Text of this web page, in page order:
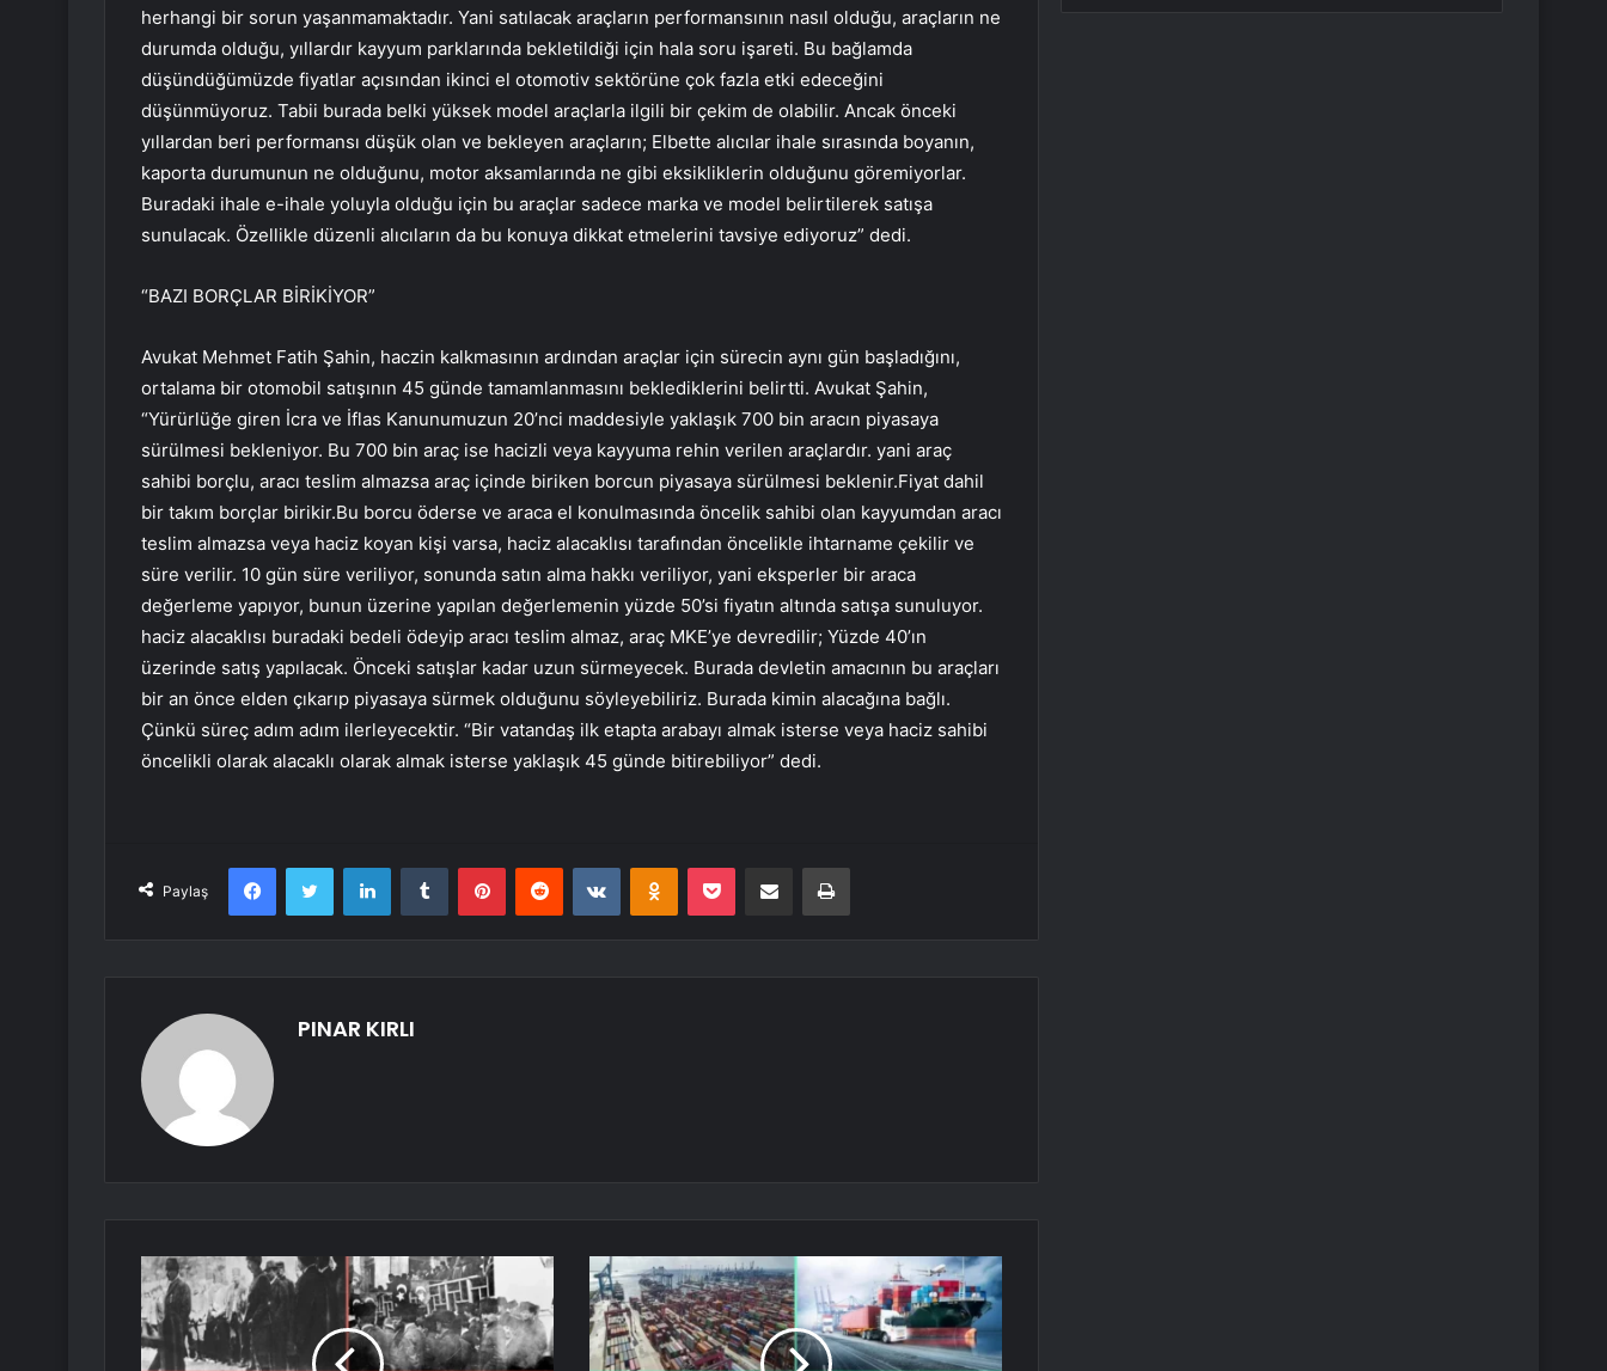
herhangi bir sorun yaşanmamaktadır. Yani satılacak araçların performansının nasıl olduğu, araçların ne
durumda olduğu, yıllardır kayyum parklarında bekletildiği için hala soru işareti. Bu bağlamda
düşündüğümüzde fiyatlar açısından ikinci el otomotiv sektörüne çok fazla etki edeceğini
düşünmüyoruz. Tabii burada belki yüksek model araçlarla ilgili bir çekim de olabilir. Ancak önceki
yıllardan beri performansı düşük olan ve bekleyen araçların; Elbette alıcılar ihale sırasında boyanın,
kaporta durumunun ne olduğunu, motor aksamlarında ne gibi eksikliklerin olduğunu göremiyorlar.
Buradaki ihale e-ihale yoluyla olduğu için bu araçlar sadece marka ve model belirtilerek satışa
sunulacak. Özellikle düzenli alıcıların da bu konuya dikkat etmelerini tavsiye ediyoruz” dedi.
“BAZI BORÇLAR BİRİKİYOR”
Avukat Mehmet Fatih Şahin, haczin kalkmasının ardından araçlar için sürecin aynı gün başladığını,
ortalama bir otomobil satışının 45 günde tamamlanmasını beklediklerini belirtti. Avukat Şahin,
“Yürürlüğe giren İcra ve İflas Kanunumuzun 20’nci maddesiyle yaklaşık 700 bin aracın piyasaya
sürülmesi bekleniyor. Bu 700 bin araç ise hacizli veya kayyuma rehin verilen araçlardır. yani araç
sahibi borçlu, aracı teslim almazsa araç içinde biriken borcun piyasaya sürülmesi beklenir.Fiyat dahil
bir takım borçlar birikir.Bu borcu öderse ve araca el konulmasında öncelik sahibi olan kayyumdan aracı
teslim almazsa veya haciz koyan kişi varsa, haciz alacaklısı tarafından öncelikle ihtarname çekilir ve
süre verilir. 10 gün süre veriliyor, sonunda satın alma hakkı veriliyor, yani eksperler bir araca
değerleme yapıyor, bunun üzerine yapılan değerlemenin yüzde 50’si fiyatın altında satışa sunuluyor.
haciz alacaklısı buradaki bedeli ödeyip aracı teslim almaz, araç MKE’ye devredilir; Yüzde 40’ın
üzerinde satış yapılacak. Önceki satışlar kadar uzun sürmeyecek. Burada devletin amacının bu araçları
bir an önce elden çıkarıp piyasaya sürmek olduğunu söyleyebiliriz. Burada kimin alacağına bağlı.
Çünkü süreç adım adım ilerleyecektir. “Bir vatandaş ilk etapta arabayı almak isterse veya haciz sahibi
öncelikli olarak alacaklı olarak almak isterse yaklaşık 45 günde bitirebiliyor” dedi.
Paylaş
FacebookTwitter LinkedInTumblr PinterestReddit VKontakteOdnoklassniki
Pocket E-Posta ile paylaş Yazdır
PINAR KIRLI